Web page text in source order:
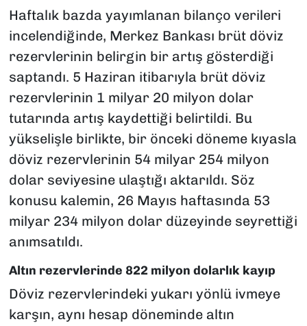
Haftalık bazda yayımlanan bilanço verileri
incelendiğinde, Merkez Bankası brüt döviz
rezervlerinin belirgin bir artış gösterdiği
saptandı. 5 Haziran itibarıyla brüt döviz
rezervlerinin 1 milyar 20 milyon dolar
tutarında artış kaydettiği belirtildi. Bu
yükselişle birlikte, bir önceki döneme kıyasla
döviz rezervlerinin 54 milyar 254 milyon
dolar seviyesine ulaştığı aktarıldı. Söz
konusu kalemin, 26 Mayıs haftasında 53
milyar 234 milyon dolar düzeyinde seyrettiği
anımsatıldı.
Altın rezervlerinde 822 milyon dolarlık kayıp
Döviz rezervlerindeki yukarı yönlü ivmeye
karşın, aynı hesap döneminde altın